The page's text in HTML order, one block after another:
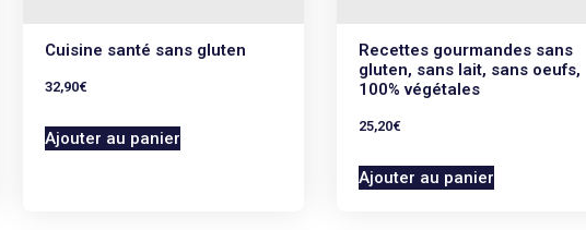
Cuisine santé sans gluten
32,90€
Ajouter au panier
Recettes gourmandes sans
gluten, sans lait, sans oeufs,
100% végétales
25,20€
Ajouter au panier